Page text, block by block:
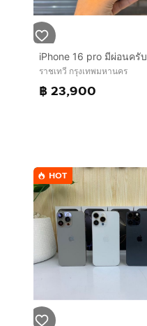
iPhone 16 pro มีผ่อนครับ
ราชเทวี กรุงเทพมหานคร
฿ 23,900
HOT